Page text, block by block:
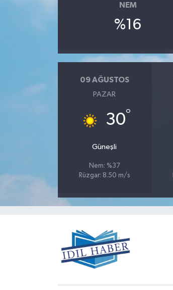
NEM
%16
09 AĞUSTOS
PAZAR
30°
Güneşli
Nem: %37
Rüzgar: 8.50 m/s